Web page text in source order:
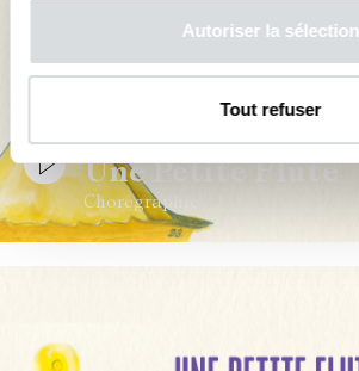
Autoriser la sélection
Tout refuser
OPERA
Une Petite Flûte
Chorégraphie